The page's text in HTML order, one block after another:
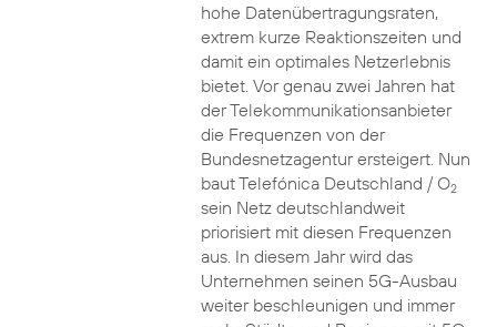
hohe Datenübertragungsraten,
extrem kurze Reaktionszeiten und
damit ein optimales Netzerlebnis
bietet. Vor genau zwei Jahren hat
der Telekommunikationsanbieter
die Frequenzen von der
Bundesnetzagentur ersteigert. Nun
baut Telefónica Deutschland / O2
sein Netz deutschlandweit
priorisiert mit diesen Frequenzen
aus. In diesem Jahr wird das
Unternehmen seinen 5G-Ausbau
weiter beschleunigen und immer